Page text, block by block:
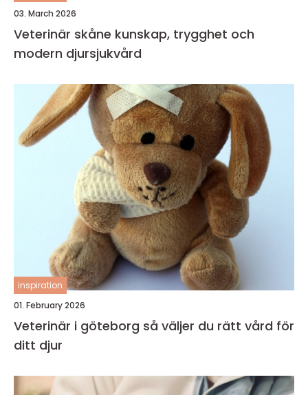
03. March 2026
Veterinär skåne kunskap, trygghet och
modern djursjukvård
inspiration
01. February 2026
Veterinär i göteborg så väljer du rätt vård för
ditt djur